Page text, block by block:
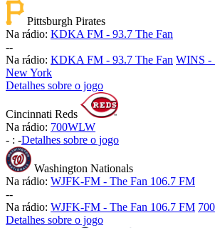
Pittsburgh Pirates
Na rádio: KDKA FM - 93.7 The Fan
--
Na rádio: KDKA FM - 93.7 The Fan WINS -
New York
Detalhes sobre o jogo
Cincinnati Reds
Na rádio: 700WLW
- : -Detalhes sobre o jogo
Washington Nationals
Na rádio: WJFK-FM - The Fan 106.7 FM
--
Na rádio: WJFK-FM - The Fan 106.7 FM
Detalhes sobre o jogo